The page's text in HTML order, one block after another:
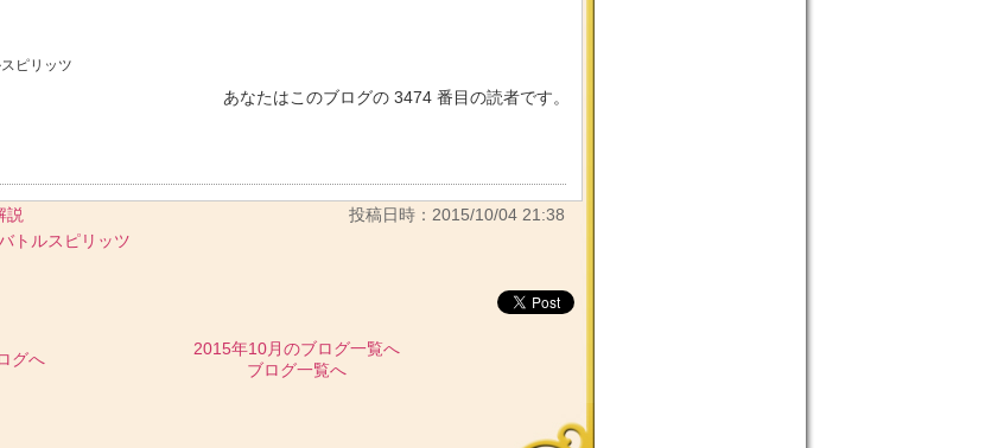
ピリッツ
あなたはこのブログの 3474 番目の読者です。
説
投稿日時：2015/10/04 21:38
トルスピリッツ
グへ
2015年10月のブログ一覧へ
ブログ一覧へ